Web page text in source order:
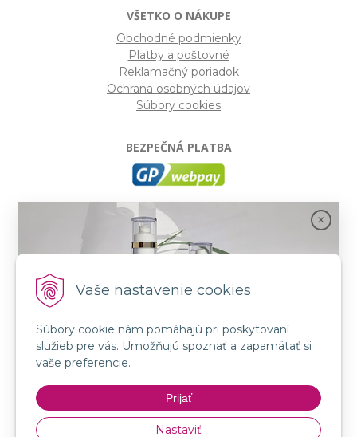
Vaše nastavenie cookies
Súbory cookie nám pomáhajú pri poskytovaní
služieb pre vás. Umožňujú spoznať a zapamätať si
vaše preferencie.
Prijať
Nastaviť
VŠETKO O NÁKUPE
Obchodné podmienky
Platby a poštovné
Reklamačný poriadok
Ochrana osobných údajov
Súbory cookies
BEZPEČNÁ PLATBA
- Moderný a bezpečný systém pre platby
kartou na internete. Je jedným z najpoužívanejších
platobných brán na slovenských e-shopoch. Spĺňa
SLEDUJTE NÁS
FB: LORIN všetko pre krásu
YouTube: LORIN všetko pre krásu
Spojenie prírody a vedy s novou kozmetikou
Nakupovať